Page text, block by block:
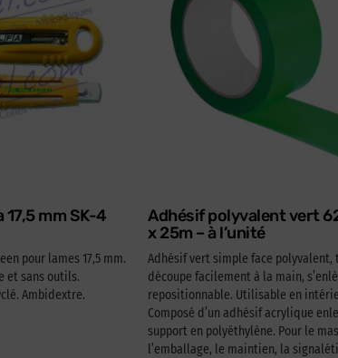
mm SK-4
pour lames 17,5 mm.
et sans outils.
Ambidextre.
Adhésif polyvalent vert
x 25m – à l’unité
Adhésif vert simple face polyvalent,
découpe facilement à la main,
repositionnable. Utilisable en
Composé d’un adhésif acrylique
support en polyéthylène. Pour le
l’emballage, le maintien, la